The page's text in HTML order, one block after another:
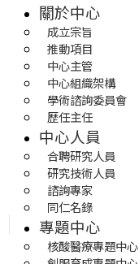
關於中心
成立宗旨
推動項目
中心主管
中心組織架構
學術諮詢委員會
歷任主任
中心人員
合聘研究人員
研究技術人員
諮詢專家
同仁名錄
專題中心
核酸醫療專題中心